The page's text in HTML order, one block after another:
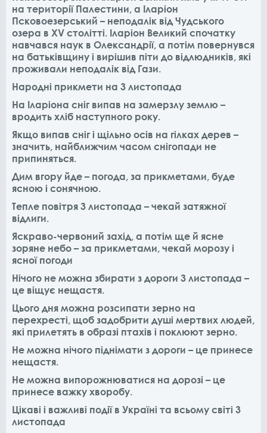
на території Палестини, а Іларіон
Псковоезерський – неподалік від Чудського
озера в XV столітті. Іларіон Великий спочатку
навчався наук в Олександрії, а потім повернувся
на батьківщину і вирішив піти до відлюдників, які
проживали неподалік від Гази.
Народні прикмети на 3 листопада
На Іларіона сніг випав на замерзлу землю –
вродить хліб наступного року.
Якщо випав сніг і щільно осів на гілках дерев –
значить, найближчим часом снігопади не
припиняться.
Дим вгору йде – погода, за прикметами, буде
ясною і сонячною.
Тепле повітря 3 листопада – чекай затяжної
відлиги.
Яскраво-червоний захід, а потім ще й ясне
зоряне небо – за прикметами, чекай морозу і
ясної погоди
Нічого не можна збирати з дороги 3 листопада –
це віщує нещастя.
Цього дня можна розсипати зерно на
перехресті, щоб задобрити душі мертвих людей,
які прилетять в образі птахів і поклюют зерно.
Не можна нічого піднімати з дороги – це принесе
нещастя.
Не можна випорожнюватися на дорозі – це
принесе важку хворобу.
Цікаві і важливі події в Україні та всьому світі 3
листопада